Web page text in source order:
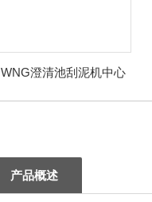
WNG澄清池刮泥机中心
产品概述